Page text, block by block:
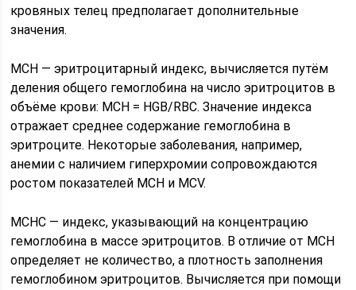
кровяных телец предполагает дополнительные
значения.
MCH — эритроцитарный индекс, вычисляется путём
деления общего гемоглобина на число эритроцитов в
объёме крови: МСН = HGB/RBC. Значение индекса
отражает среднее содержание гемоглобина в
эритроците. Некоторые заболевания, например,
анемии с наличием гиперхромии сопровождаются
ростом показателей МСН и MCV.
МСНС — индекс, указывающий на концентрацию
гемоглобина в массе эритроцитов. В отличие от МСН
определяет не количество, а плотность заполнения
гемоглобином эритроцитов. Вычисляется при помощи